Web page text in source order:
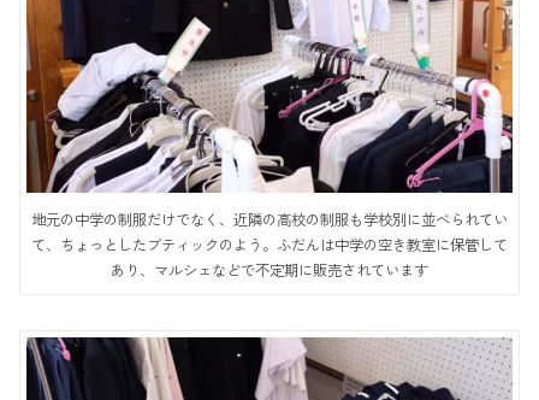
地元の中学の制服だけでなく、近隣の高校の制服も学校別に並べられてい
て、ちょっとしたブティックのよう。ふだんは中学の空き教室に保管して
あり、マルシェなどで不定期に販売されています